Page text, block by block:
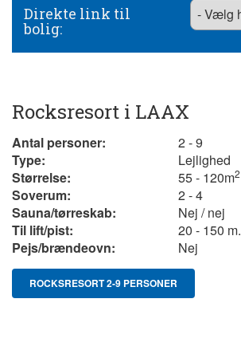
Direkte link til
bolig:
Rocksresort i LAAX
Antal personer:
2 - 9
Type:
Lejlighed
Størrelse:
55 - 120m2
Soverum:
2 - 4
Sauna/tørreskab:
Nej / nej
Til lift/pist:
20 - 150 m.
Pejs/brændeovn:
Nej
ROCKSRESORT 2-9 PERSONER